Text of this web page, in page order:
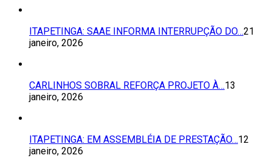
ITAPETINGA: SAAE INFORMA INTERRUPÇÃO DO…21
janeiro, 2026
CARLINHOS SOBRAL REFORÇA PROJETO À…13
janeiro, 2026
ITAPETINGA: EM ASSEMBLÉIA DE PRESTAÇÃO…12
janeiro, 2026